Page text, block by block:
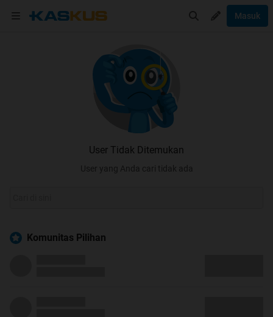
Masuk
User Tidak Ditemukan
User yang Anda cari tidak ada
Komunitas Pilihan